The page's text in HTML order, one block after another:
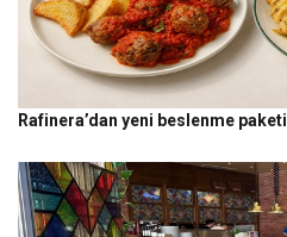
Rafinera’dan yeni beslenme paketi